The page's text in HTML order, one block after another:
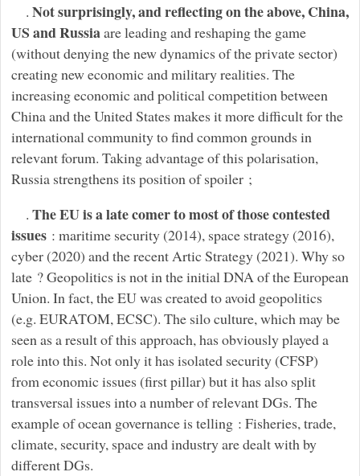
. Not surprisingly, and reflecting on the above, China,
US and Russiaare leading and reshaping the game
(without denying the new dynamics of the private sector)
creating new economic and military realities. The
increasing economic and political competition between
China and the United States makes it more difficult for the
international community to find common grounds in
relevant forum. Taking advantage of this polarisation,
Russia strengthens its position of spoiler ;
. The EU is a late comer to most of those contested
issues: maritime security (2014), space strategy (2016),
cyber (2020) and the recent Artic Strategy (2021). Why so
late ? Geopolitics is not in the initial DNA of the European
Union. In fact, the EU was created to avoid geopolitics
(e.g. EURATOM, ECSC). The silo culture, which may be
seen as a result of this approach, has obviously played a
role into this. Not only it has isolated security (CFSP)
from economic issues (first pillar) but it has also split
transversal issues into a number of relevant DGs. The
example of ocean governance is telling : Fisheries, trade,
climate, security, space and industry are dealt with by
different DGs.